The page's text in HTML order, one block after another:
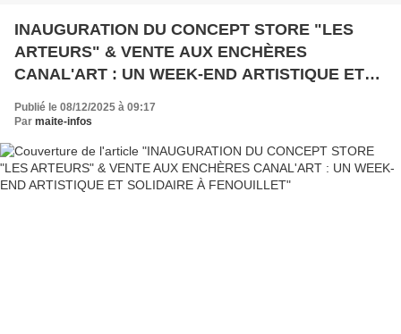
INAUGURATION DU CONCEPT STORE "LES
ARTEURS" & VENTE AUX ENCHÈRES
CANAL'ART : UN WEEK-END ARTISTIQUE ET
SOLIDAIRE À FENOUILLET
Publié le 08/12/2025 à 09:17
Par maite-infos